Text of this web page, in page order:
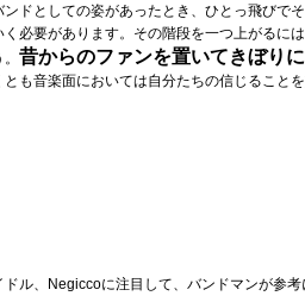
ドとしての姿があったとき、ひとっ飛びで
必要があります。その階段を一つ上がるに
昔からのファンを置いてきぼり
も音楽面においては自分たちの信じること
ドル、Negiccoに注目して、バンドマンが参